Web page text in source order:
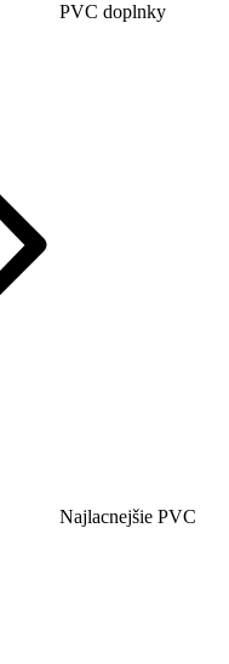
PVC doplnky
Najlacnejšie PVC